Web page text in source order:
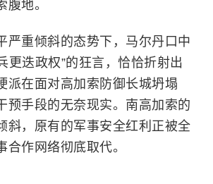
腹地。
严重倾斜的态势下，马尔丹口中
更迭政权”的狂言，恰恰折射出
派在面对高加索防御长城坍塌
预手段的无奈现实。南高加索的
斜，原有的军事安全红利正被全
合作网络彻底取代。